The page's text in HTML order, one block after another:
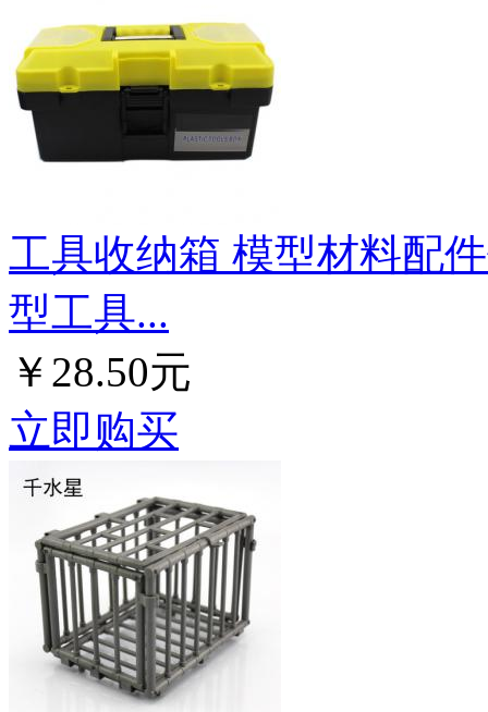
工具收纳箱 模型材料配
型工具...
￥28.50元
立即购买